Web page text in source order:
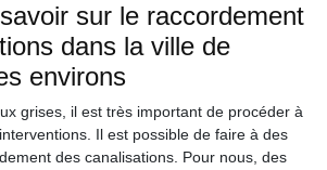
sur le raccordement
dans la ville de
environs
grises, il est très important de procéder à
Il est possible de faire à des
des canalisations. Pour nous, des